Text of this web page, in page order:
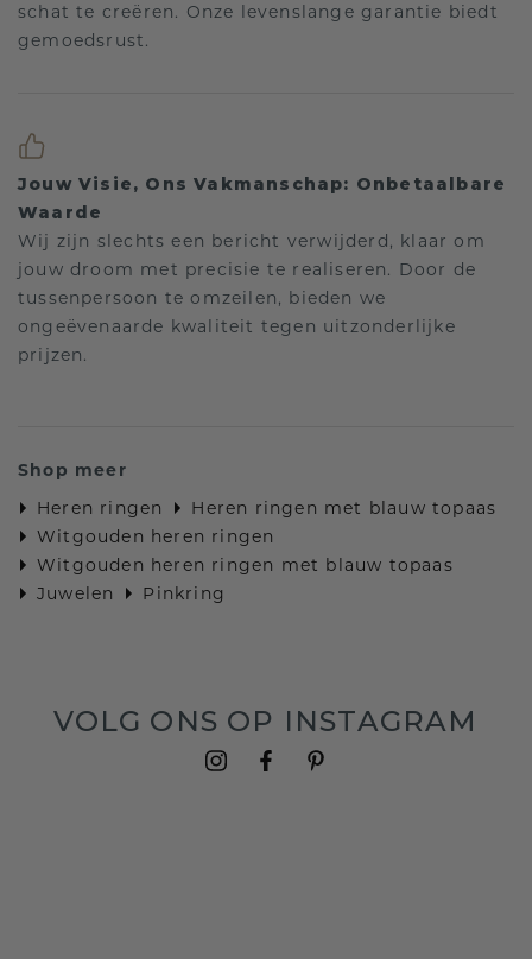
schat te creëren. Onze levenslange garantie biedt
gemoedsrust.
Jouw Visie, Ons Vakmanschap: Onbetaalbare
Waarde
Wij zijn slechts een bericht verwijderd, klaar om
jouw droom met precisie te realiseren. Door de
tussenpersoon te omzeilen, bieden we
ongeëvenaarde kwaliteit tegen uitzonderlijke
prijzen.
Shop meer
Heren ringen
Heren ringen met blauw topaas
Witgouden heren ringen
Witgouden heren ringen met blauw topaas
Juwelen
Pinkring
VOLG ONS OP INSTAGRAM